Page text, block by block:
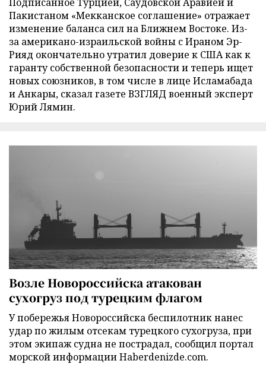
Пакистаном «Мекканское соглашение» отражает
изменение баланса сил на Ближнем Востоке. Из-
за американо-израильской войны с Ираном Эр-
Рияд окончательно утратил доверие к США как к
гаранту собственной безопасности и теперь ищет
новых союзников, в том числе в лице Исламабада
и Анкары, сказал газете ВЗГЛЯД военный эксперт
Юрий Лямин.
Возле Новороссийска атакован
сухогруз под турецким флагом
У побережья Новороссийска беспилотник нанес
удар по жилым отсекам турецкого сухогруза, при
этом экипаж судна не пострадал, сообщил портал
морской информации Haberdenizde.com.